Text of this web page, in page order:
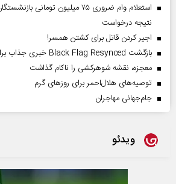
استعلام وام ضروری ۷۵ میلیون
نتیجه درخواست
اجیر کردن قاتل برای کشتن همسر!
بازگشت Black Flag Resynced خبری جذاب برای دوستداران بازی
معجزه، نقشه شوهرکشی را ناکام گذاشت
توصیه‌های هلال‌احمر برای روز‌های گرم
جام‌جهانی مهاجران
ویدئو